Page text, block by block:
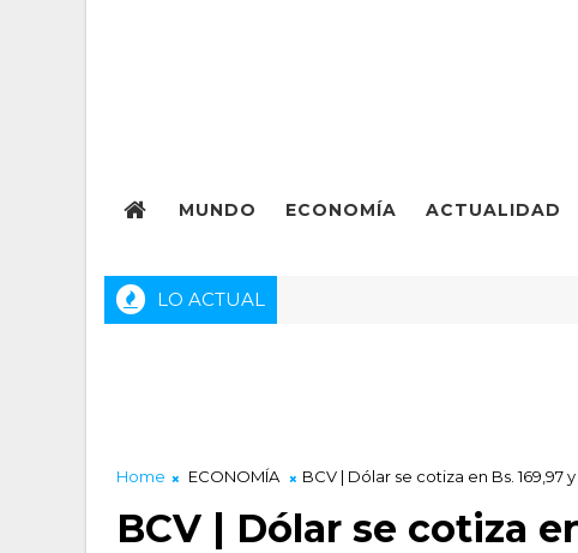
MUNDO ECONOMÍA ACTUALIDAD
LO ACTUAL
Home ECONOMÍA BCV | Dólar se cotiza en Bs. 169,97
BCV | Dólar se cotiza